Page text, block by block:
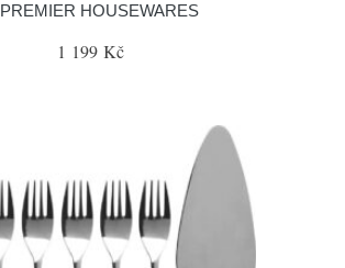
PREMIER HOUSEWARES
1 199 Kč